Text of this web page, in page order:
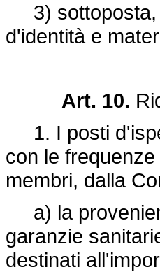
3) sottoposta,
d'identità e
Art. 10.
1. I posti
con le
membri, dalla
a) la
garanzie
destinati